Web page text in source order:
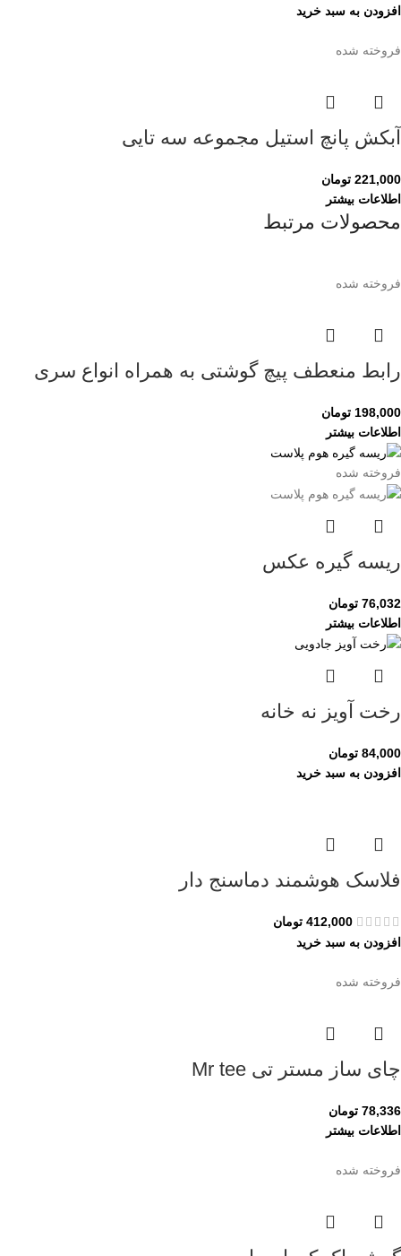
افزودن به سبد خرید
فروخته شده
آبکش پانچ استیل مجموعه سه تایی
221,000 تومان
اطلاعات بیشتر
محصولات مرتبط
فروخته شده
رابط منعطف پیچ گوشتی به همراه انواع سری
198,000 تومان
اطلاعات بیشتر
فروخته شده
ریسه گیره عکس
76,032 تومان
اطلاعات بیشتر
رخت آویز نه خانه
84,000 تومان
افزودن به سبد خرید
فلاسک هوشمند دماسنج دار
412,000 تومان
افزودن به سبد خرید
فروخته شده
چای ساز مستر تی Mr tee
78,336 تومان
اطلاعات بیشتر
فروخته شده